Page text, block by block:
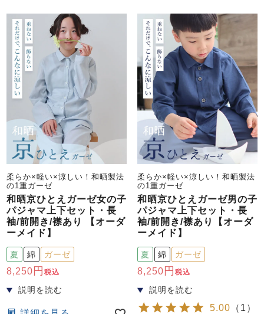
柔らか×軽い×涼しい！和晒製法
の1重ガーゼ
和晒京ひとえガーゼ女の子
パジャマ上下セット・長
袖/前開き/襟あり 【オーダ
ーメイド】
夏 綿 ガーゼ
8,250 税込
柔らか×軽い×涼しい！和晒製法
の1重ガーゼ
和晒京ひとえガーゼ男の子
パジャマ上下セット・長
袖/前開き/襟あり【オーダ
ーメイド】
夏 綿 ガーゼ
8,250 税込
5.00 （ 1）